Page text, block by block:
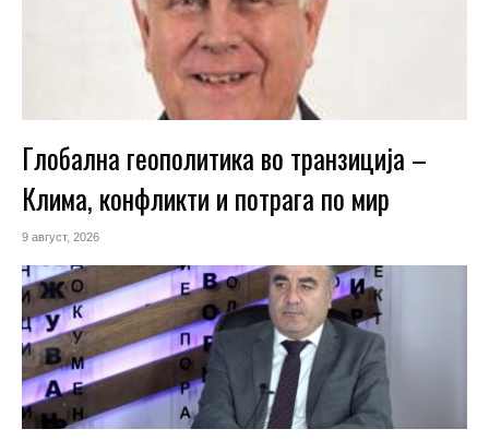
Глобална геополитика во транзиција –
Клима, конфликти и потрага по мир
9 август, 2026